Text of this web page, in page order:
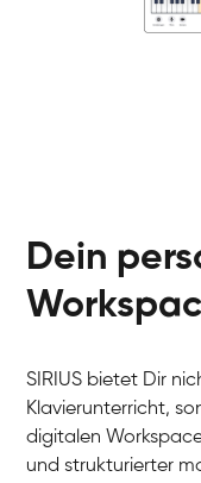
Klavier / Piano /
Dein
SIRIUS bietet Dir
Klavierunterricht,
digitalen
und strukturierter